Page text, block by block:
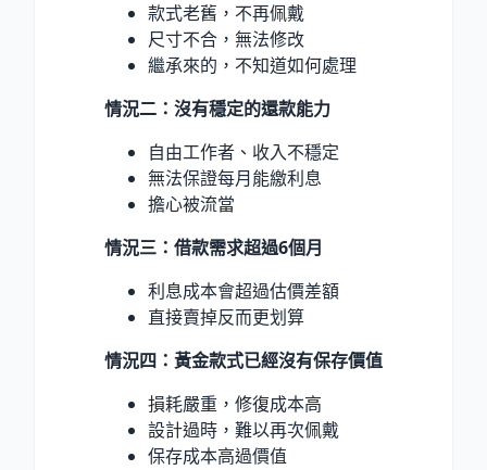
款式老舊，不再佩戴
尺寸不合，無法修改
繼承來的，不知道如何處理
情況二：沒有穩定的還款能力
自由工作者、收入不穩定
無法保證每月能繳利息
擔心被流當
情況三：借款需求超過6個月
利息成本會超過估價差額
直接賣掉反而更划算
情況四：黃金款式已經沒有保存價值
損耗嚴重，修復成本高
設計過時，難以再次佩戴
保存成本高過價值